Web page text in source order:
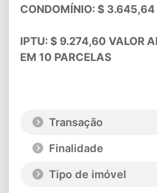
CONDOMÍNIO: $ 3.645,64
IPTU: $ 9.274,60 VALOR
EM 10 PARCELAS
Transação
Finalidade
Tipo de imóvel